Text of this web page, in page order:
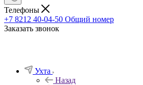
Телефоны
+7 8212 40-04-50 Общий номер
Заказать звонок
Ухта
Назад